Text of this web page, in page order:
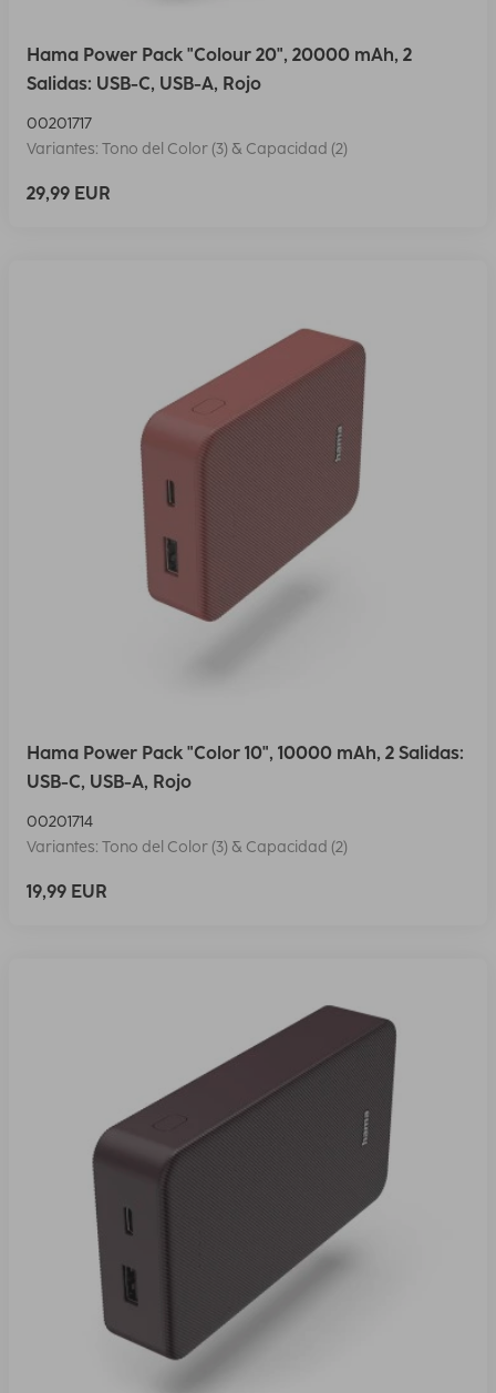
Hama Power Pack "Colour 20", 20000 mAh, 2
Salidas: USB-C, USB-A, Rojo
00201717
Variantes: Tono del Color (3) & Capacidad (2)
29,99 EUR
Hama Power Pack "Color 10", 10000 mAh, 2 Salidas:
USB-C, USB-A, Rojo
00201714
Variantes: Tono del Color (3) & Capacidad (2)
19,99 EUR